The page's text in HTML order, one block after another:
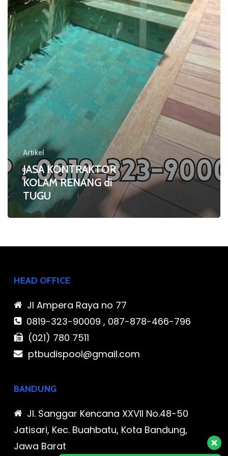
di
TUGU
Artikel
JASA KONTRAKTOR
KOLAM RENANG di
TUGU
HEAD OFFICE
Jl Ampera Raya no 77
0819-323-90009 , 087-878-466-796
(021) 780 7511
ptbudispool@gmail.com
BANDUNG
Jl. Sanggar Kencana XXVII No.48-50
Jatisari, Kec. Buahbatu, Kota Bandung,
Jawa Barat